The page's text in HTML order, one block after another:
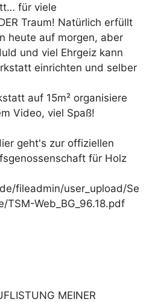
für viele
Traum! Natürlich erfüllt
heute auf morgen, aber
und viel Ehrgeiz kann
einrichten und selber
auf 15m² organisiere
Video, viel Spaß!
geht's zur offiziellen
für Holz
fileadmin/user_upload/Se
TSM-Web_BG_96.18.pdf
MEINER